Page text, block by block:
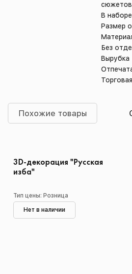
В
Размер
Без
Вырубка
Похожие товары
3D-декорация "Русская
изба"
Тип цены: Розница
Нет в наличии